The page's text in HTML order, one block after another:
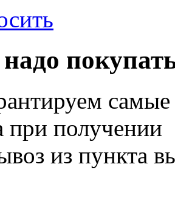
при получении
из пункта